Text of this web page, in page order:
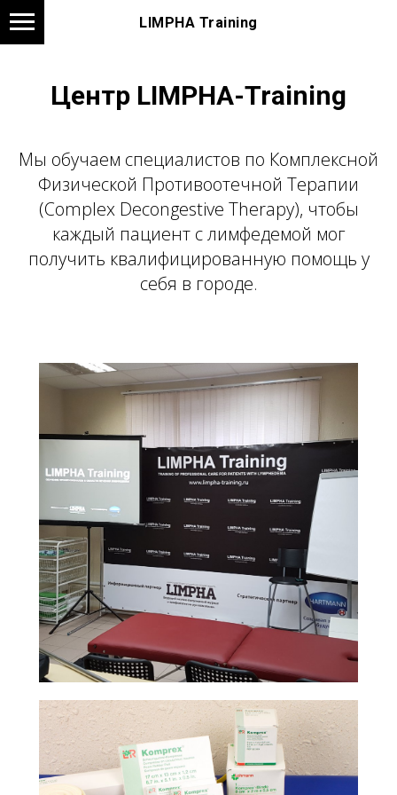
LIMPHA Training
Центр LIMPHA-Training
Мы обучаем специалистов по Комплексной
Физической Противоотечной Терапии
(Complex Decongestive Therapy), чтобы
каждый пациент с лимфедемой мог
получить квалифицированную помощь у
себя в городе.